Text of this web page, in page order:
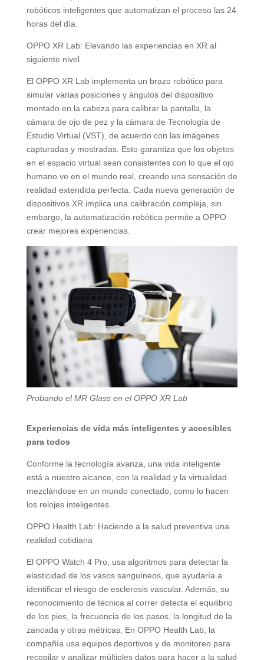
robóticos inteligentes que automatizan el proceso las 24
horas del día.
OPPO XR Lab: Elevando las experiencias en XR al
siguiente nivel
El OPPO XR Lab implementa un brazo robótico para
simular varias posiciones y ángulos del dispositivo
montado en la cabeza para calibrar la pantalla, la
cámara de ojo de pez y la cámara de Tecnología de
Estudio Virtual (VST), de acuerdo con las imágenes
capturadas y mostradas. Esto garantiza que los objetos
en el espacio virtual sean consistentes con lo que el ojo
humano ve en el mundo real, creando una sensación de
realidad extendida perfecta. Cada nueva generación de
dispositivos XR implica una calibración compleja, sin
embargo, la automatización robótica permite a OPPO
crear mejores experiencias.
Probando el MR Glass en el OPPO XR Lab
Experiencias de vida más inteligentes y accesibles
para todos
Conforme la tecnología avanza, una vida inteligente
está a nuestro alcance, con la realidad y la virtualidad
mezclándose en un mundo conectado, como lo hacen
los relojes inteligentes.
OPPO Health Lab: Haciendo a la salud preventiva una
realidad cotidiana
El OPPO Watch 4 Pro, usa algoritmos para detectar la
elasticidad de los vasos sanguíneos, que ayudaría a
identificar el riesgo de esclerosis vascular. Además, su
reconocimiento de técnica al correr detecta el equilibrio
de los pies, la frecuencia de los pasos, la longitud de la
zancada y otras métricas. En OPPO Health Lab, la
compañía usa equipos deportivos y de monitoreo para
recopilar y analizar múltiples datos para hacer a la salud